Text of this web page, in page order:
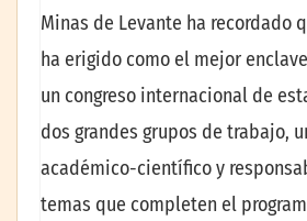
Minas de Levante ha recordado
ha erigido como el mejor
un congreso internacional de
dos grandes grupos de trabajo,
académico-científico y
temas que completen el